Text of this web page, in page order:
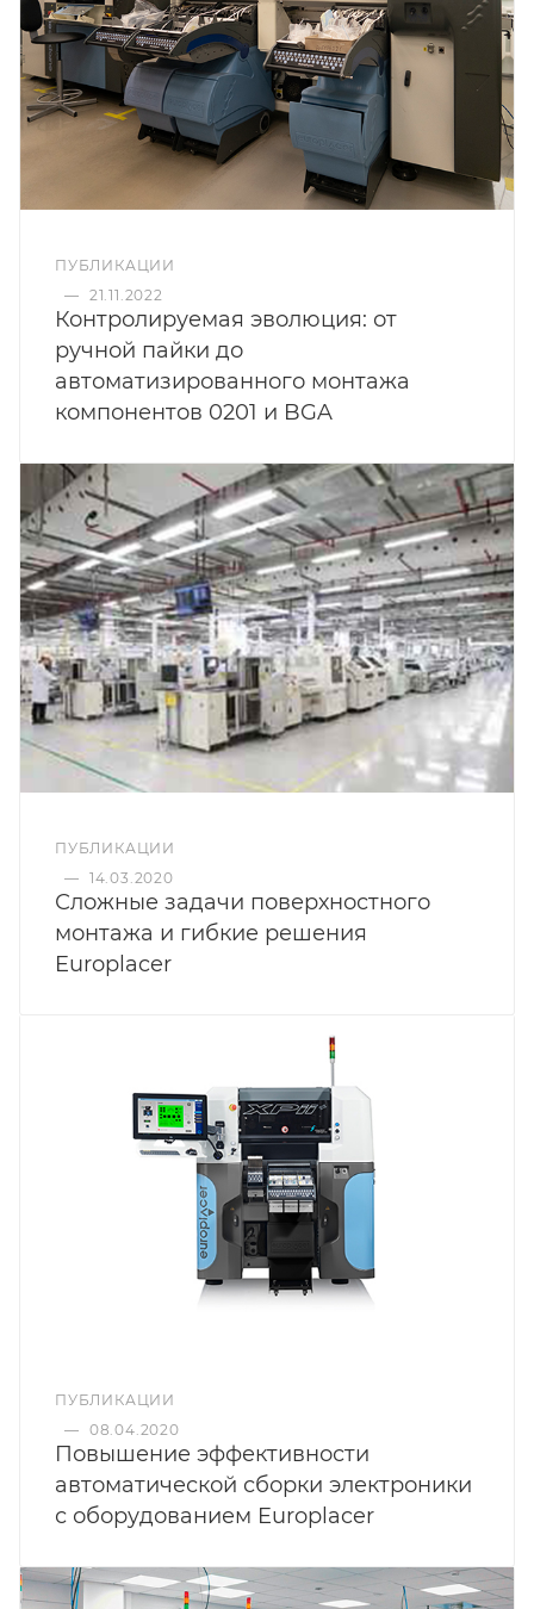
ПУБЛИКАЦИИ
— 21.11.2022
Контролируемая эволюция: от
ручной пайки до
автоматизированного монтажа
компонентов 0201 и BGA
ПУБЛИКАЦИИ
— 14.03.2020
Сложные задачи поверхностного
монтажа и гибкие решения
Europlacer
ПУБЛИКАЦИИ
— 08.04.2020
Повышение эффективности
автоматической сборки электроники
с оборудованием Europlacer